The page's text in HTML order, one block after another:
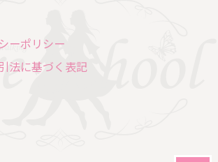
ーポリシー
法に基づく表記